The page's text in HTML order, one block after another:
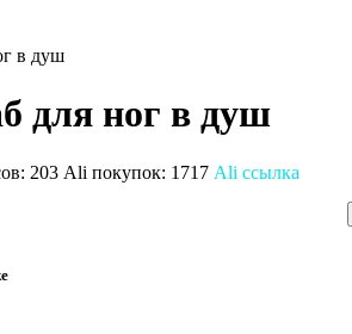
в душ
для ног в душ
203 Ali покупок: 1717 Ali ссылка